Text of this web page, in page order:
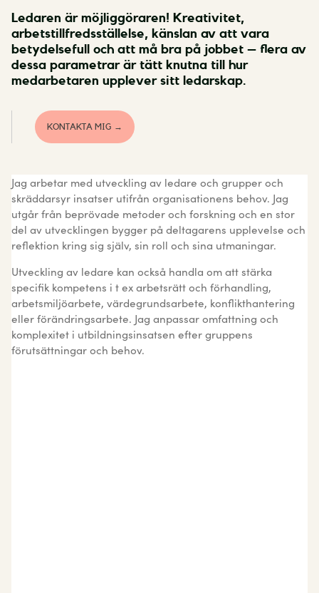
Ledaren är möjliggöraren! Kreativitet,
arbetstillfredsställelse, känslan av att vara
betydelsefull och att må bra på jobbet – flera av
dessa parametrar är tätt knutna till hur
medarbetaren upplever sitt ledarskap.
KONTAKTA MIG →
Jag arbetar med utveckling av ledare och grupper och
skräddarsyr insatser utifrån organisationens behov. Jag
utgår från beprövade metoder och forskning och en stor
del av utvecklingen bygger på deltagarens upplevelse och
reflektion kring sig själv, sin roll och sina utmaningar.
Utveckling av ledare kan också handla om att stärka
specifik kompetens i t ex arbetsrätt och förhandling,
arbetsmiljöarbete, värdegrundsarbete, konflikthantering
eller förändringsarbete. Jag anpassar omfattning och
komplexitet i utbildningsinsatsen efter gruppens
förutsättningar och behov.